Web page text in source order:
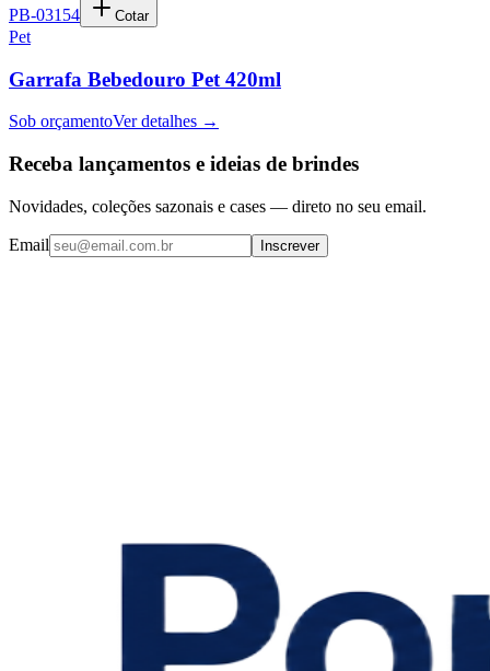
PB-03154 Cotar
Pet
Garrafa Bebedouro Pet 420ml
Sob orçamentoVer detalhes →
Receba lançamentos e ideias de brindes
Novidades, coleções sazonais e cases — direto no seu email.
Email Inscrever